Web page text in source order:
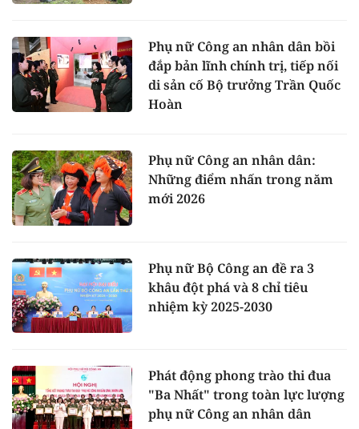
Phụ nữ Công an nhân dân bồi
đắp bản lĩnh chính trị, tiếp nối
di sản cố Bộ trưởng Trần Quốc
Hoàn
Phụ nữ Công an nhân dân:
Những điểm nhấn trong năm
mới 2026
Phụ nữ Bộ Công an đề ra 3
khâu đột phá và 8 chỉ tiêu
nhiệm kỳ 2025-2030
Phát động phong trào thi đua
"Ba Nhất" trong toàn lực lượng
phụ nữ Công an nhân dân